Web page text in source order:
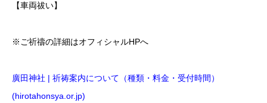
【車両祓い】
※ご祈禱の詳細はオフィシャルHPへ
廣田神社 | 祈祷案内について（種類・料金・受付時間）
(hirotahonsya.or.jp)